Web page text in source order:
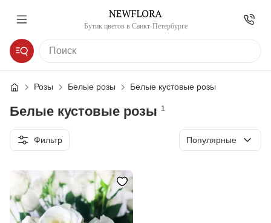
Бутик цветов в Санкт-Петербурге
Розы Белые розы Белые кустовые розы
Белые кустовые розы 1
Фильтр Сортировка
Популярные